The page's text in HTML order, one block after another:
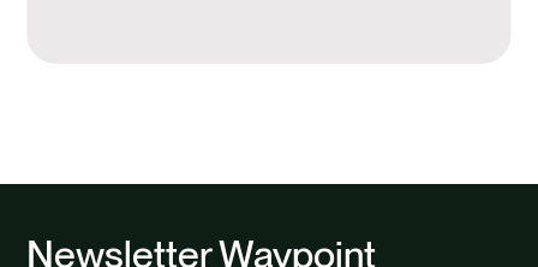
Newsletter Waypoint